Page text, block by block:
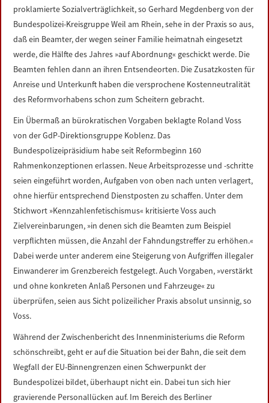
proklamierte Sozialverträglichkeit, so Gerhard Megdenberg von der
Bundespolizei-Kreisgruppe Weil am Rhein, sehe in der Praxis so aus,
daß ein Beamter, der wegen seiner Familie heimatnah eingesetzt
werde, die Hälfte des Jahres »auf Abordnung« geschickt werde. Die
Beamten fehlen dann an ihren Entsendeorten. Die Zusatzkosten für
Anreise und Unterkunft haben die versprochene Kostenneutralität
des Reformvorhabens schon zum Scheitern gebracht.
Ein Übermaß an bürokratischen Vorgaben beklagte Roland Voss
von der GdP-Direktionsgruppe Koblenz. Das
Bundespolizeipräsidium habe seit Reformbeginn 160
Rahmenkonzeptionen erlassen. Neue Arbeitsprozesse und -schritte
seien eingeführt worden, Aufgaben von oben nach unten verlagert,
ohne hierfür entsprechend Dienstposten zu schaffen. Unter dem
Stichwort »Kennzahlenfetischismus« kritisierte Voss auch
Zielvereinbarungen, »in denen sich die Beamten zum Beispiel
verpflichten müssen, die Anzahl der Fahndungstreffer zu erhöhen.«
Dabei werde unter anderem eine Steigerung von Aufgriffen illegaler
Einwanderer im Grenzbereich festgelegt. Auch Vorgaben, »verstärkt
und ohne konkreten Anlaß Personen und Fahrzeuge« zu
überprüfen, seien aus Sicht polizeilicher Praxis absolut unsinnig, so
Voss.
Während der Zwischenbericht des Innenministeriums die Reform
schönschreibt, geht er auf die Situation bei der Bahn, die seit dem
Wegfall der EU-Binnengrenzen einen Schwerpunkt der
Bundespolizei bildet, überhaupt nicht ein. Dabei tun sich hier
gravierende Personallücken auf. Im Bereich des Berliner